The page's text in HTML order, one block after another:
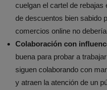
cuelgan el cartel de
de descuentos bien sabido
comercios online no
Colaboración con
buena para probar a
siguen colaborando con
y atraen la atención de un